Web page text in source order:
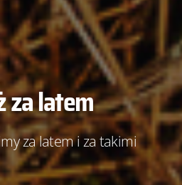
za latem
za latem i za takimi